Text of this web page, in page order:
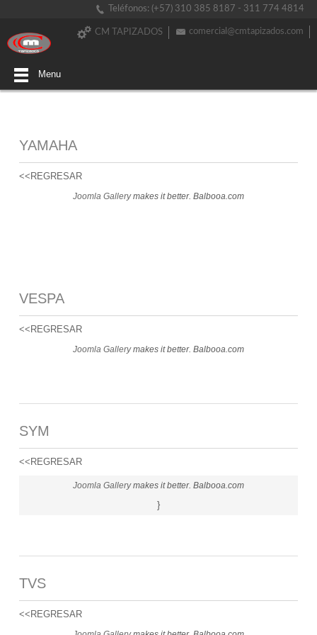
Teléfonos: (+57) 310 385 8187 - 311 774 4814
comercial@cmtapizados.com
CM TAPIZADOS
Menu
YAMAHA
<<REGRESAR
Joomla Gallerymakes it better. Balbooa.com
VESPA
<<REGRESAR
Joomla Gallerymakes it better. Balbooa.com
SYM
<<REGRESAR
Joomla Gallerymakes it better. Balbooa.com
}
TVS
<<REGRESAR